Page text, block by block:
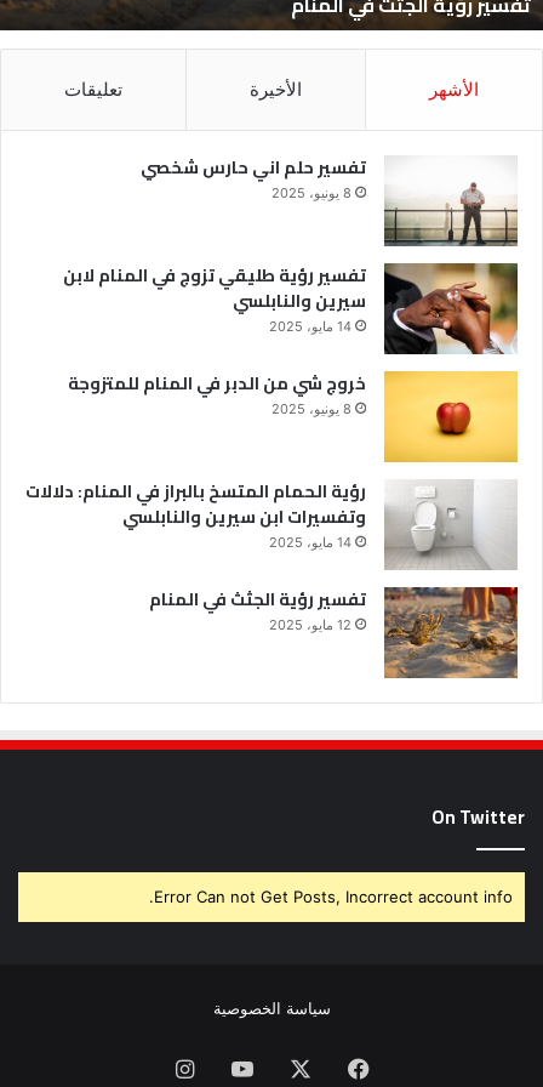
الأشهر الأخيرة تعليقات
تفسير حلم اني حارس شخصي
8 يونيو، 2025
تفسير رؤية طليقي تزوج في المنام لابن
سيرين والنابلسي
14 مايو، 2025
خروج شي من الدبر في المنام للمتزوجة
8 يونيو، 2025
رؤية الحمام المتسخ بالبراز في المنام: دلالات
وتفسيرات ابن سيرين والنابلسي
14 مايو، 2025
تفسير رؤية الجثث في المنام
12 مايو، 2025
On Twitter
Error Can not Get Posts, Incorrect account info.
سياسة الخصوصية
فيسبوك يوتيوبانستقرام